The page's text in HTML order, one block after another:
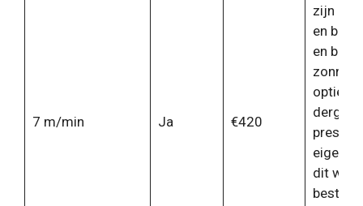
7 m/min Ja €420
zijn
en
en
zonne-
optie
dit wel
beste